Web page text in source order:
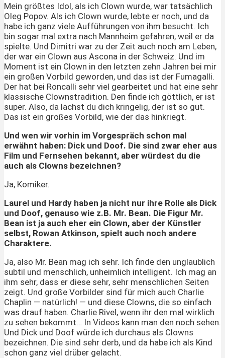
Mein größtes Idol, als ich Clown wurde, war tatsächlich
Oleg Popov. Als ich Clown wurde, lebte er noch, und da
habe ich ganz viele Aufführungen von ihm besucht. Ich
bin sogar mal extra nach Mannheim gefahren, weil er da
spielte. Und Dimitri war zu der Zeit auch noch am Leben,
der war ein Clown aus Ascona in der Schweiz. Und im
Moment ist ein Clown in den letzten zehn Jahren bei mir
ein großen Vorbild geworden, und das ist der Fumagalli.
Der hat bei Roncalli sehr viel gearbeitet und hat eine sehr
klassische Clownstradition. Den finde ich göttlich, er ist
super. Also, da lachst du dich kringelig, der ist so gut.
Das ist ein großes Vorbild, wie der das hinkriegt.
Und wen wir vorhin im Vorgespräch schon mal
erwähnt haben: Dick und Doof. Die sind zwar eher aus
Film und Fernsehen bekannt, aber würdest du die
auch als Clowns bezeichnen?
Ja, Komiker.
Laurel und Hardy haben ja nicht nur ihre Rolle als Dick
und Doof, genauso wie z.B. Mr. Bean. Die Figur Mr.
Bean ist ja auch eher ein Clown, aber der Künstler
selbst, Rowan Atkinson, spielt auch noch andere
Charaktere.
Ja, also Mr. Bean mag ich sehr. Ich finde den unglaublich
subtil und menschlich, unheimlich intelligent. Ich mag an
ihm sehr, dass er diese sehr, sehr menschlichen Seiten
zeigt. Und große Vorbilder sind für mich auch Charlie
Chaplin — natürlich! — und diese Clowns, die so einfach
was drauf haben. Charlie Rivel, wenn ihr den mal wirklich
zu sehen bekommt… In Videos kann man den noch sehen.
Und Dick und Doof würde ich durchaus als Clowns
bezeichnen. Die sind sehr derb, und da habe ich als Kind
schon ganz viel drüber gelacht.